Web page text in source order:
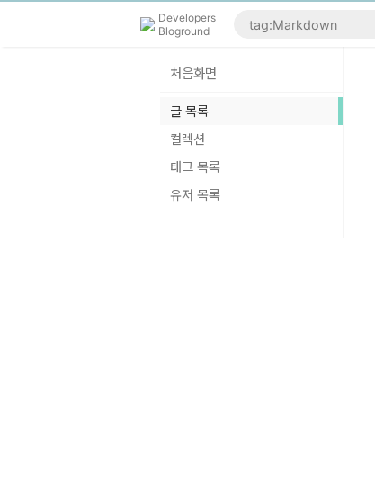
Developers
Bloground
처음화면
글 목록
컬렉션
태그 목록
유저 목록